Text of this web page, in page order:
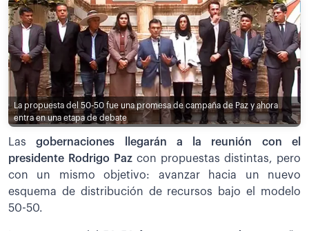
La propuesta del 50-50 fue una promesa de campaña de Paz y ahora
entra en una etapa de debate
Lasgobernaciones llegarán a la reunión con el
presidente Rodrigo Paz con propuestas distintas, pero
con un mismo objetivo: avanzar hacia un nuevo
esquema de distribución de recursos bajo el modelo
50-50.